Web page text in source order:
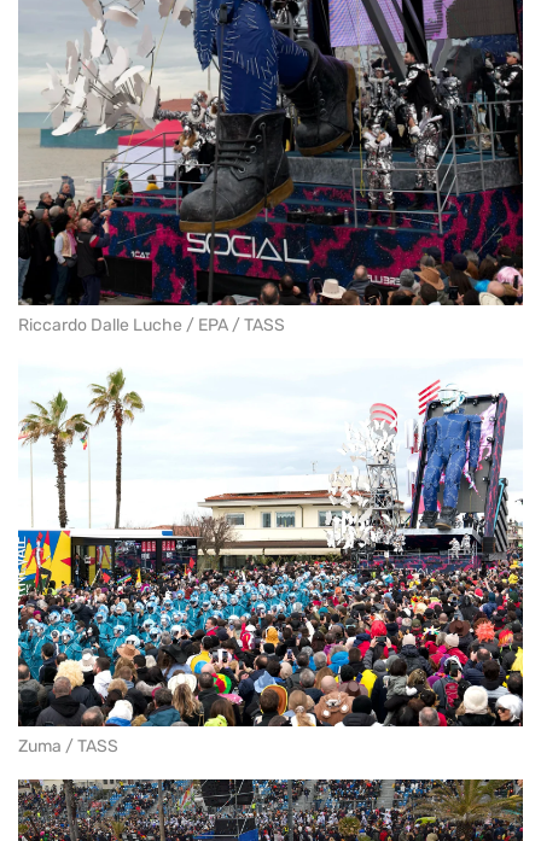
Riccardo Dalle Luche / EPA / TASS
Zuma / TASS